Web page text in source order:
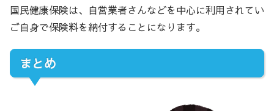
国民健康保険は、自営業者さんなどを中心に利用されてい
ご自身で保険料を納付することになります。
まとめ